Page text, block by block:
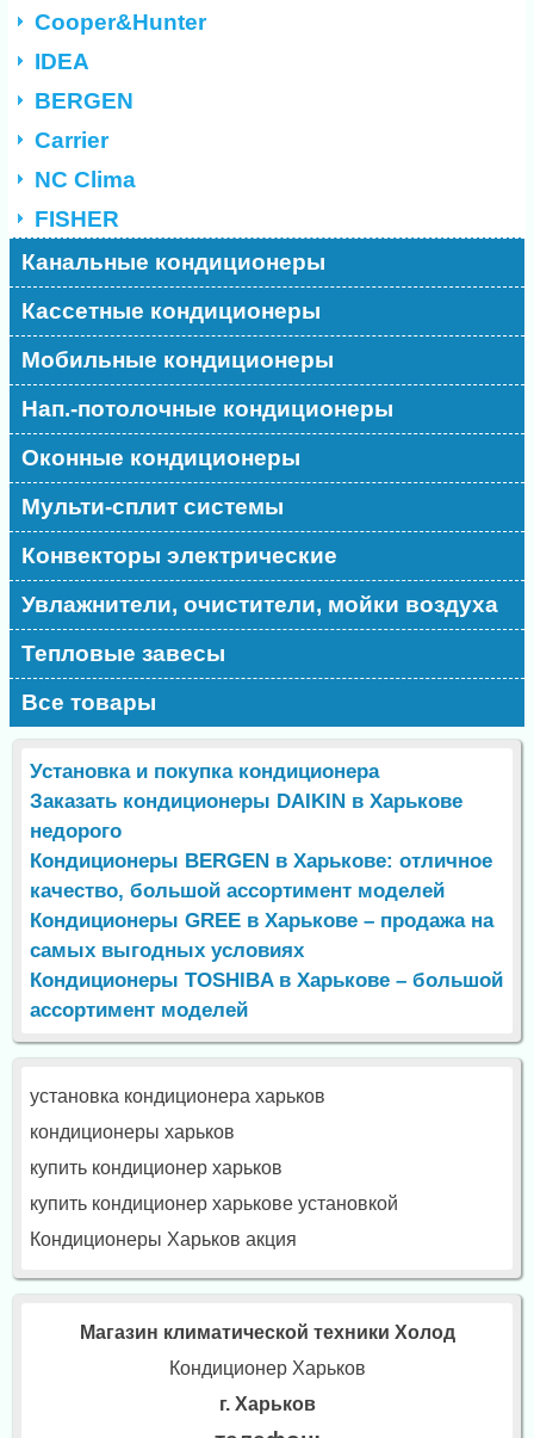
Cooper&Hunter
IDEA
BERGEN
Carrier
NC Clima
FISHER
Канальные кондиционеры
Кассетные кондиционеры
Мобильные кондиционеры
Нап.-потолочные кондиционеры
Оконные кондиционеры
Мульти-сплит системы
Конвекторы электрические
Увлажнители, очистители, мойки воздуха
Тепловые завесы
Все товары
Установка и покупка кондиционера
Заказать кондиционеры DAIKIN в Харькове
недорого
Кондиционеры BERGEN в Харькове: отличное
качество, большой ассортимент моделей
Кондиционеры GREE в Харькове – продажа на
самых выгодных условиях
Кондиционеры TOSHIBA в Харькове – большой
ассортимент моделей
установка кондиционера харьков
кондиционеры харьков
купить кондиционер харьков
купить кондиционер харькове установкой
Кондиционеры Харьков акция
Магазин климатической техники Холод
Кондиционер Харьков
г. Харьков